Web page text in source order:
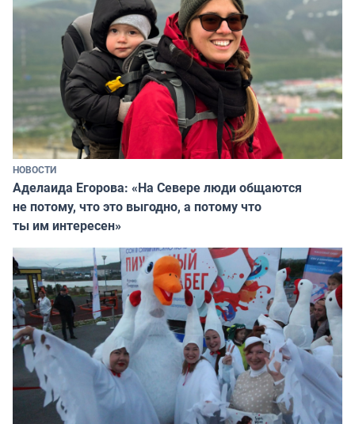
НОВОСТИ
Аделаида Егорова: «На Севере люди общаются
не потому, что это выгодно, а потому что
ты им интересен»